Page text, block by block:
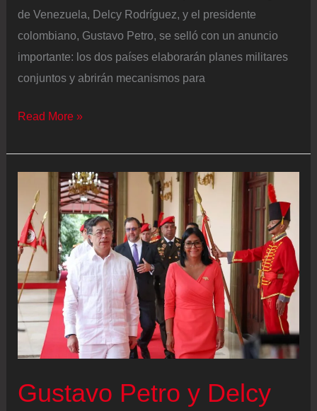
de Venezuela, Delcy Rodríguez, y el presidente
colombiano, Gustavo Petro, se selló con un anuncio
importante: los dos países elaborarán planes militares
conjuntos y abrirán mecanismos para
El
militar
Colombia
Venezuela
llega
en
el
momento
exacto
Trump
Read More »
Gustavo Petro y Delcy